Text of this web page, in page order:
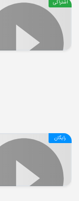
اشتراکی
رایگان